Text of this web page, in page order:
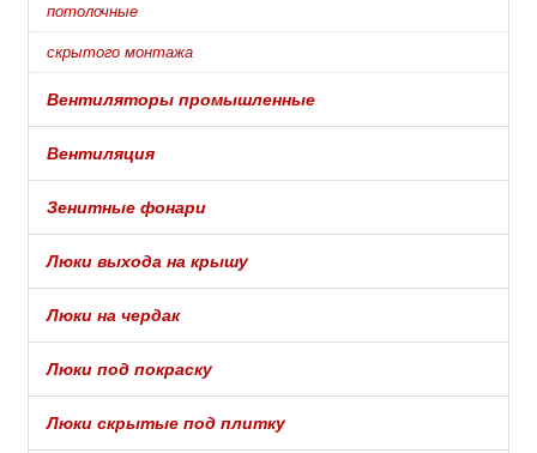
потолочные
скрытого монтажа
Вентиляторы промышленные
Вентиляция
Зенитные фонари
Люки выхода на крышу
Люки на чердак
Люки под покраску
Люки скрытые под плитку